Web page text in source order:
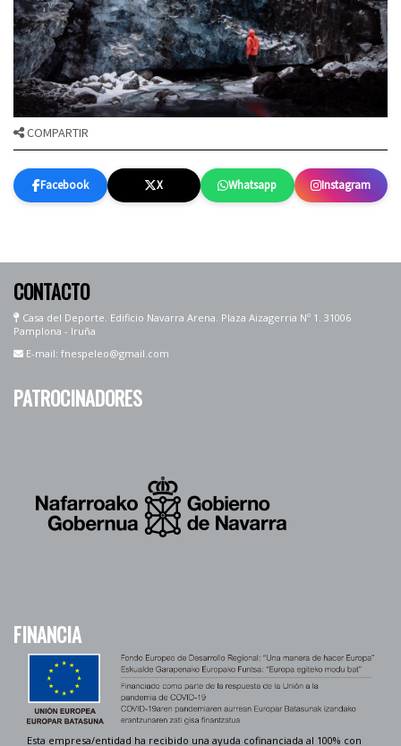
COMPARTIR
Facebook X Whatsapp Instagram
CONTACTO
Casa del Deporte. Edificio Navarra Arena. Plaza Aizagerria Nº 1. 31006
Pamplona - Iruña
E-mail: fnespeleo@gmail.com
PATROCINADORES
FINANCIA
Esta empresa/entidad ha recibido una ayuda cofinanciada al 100% con